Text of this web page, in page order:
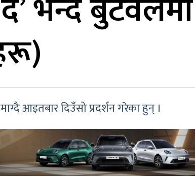
दे’ भन्दै
आइतबार दिउँसो प्रदर्शन गरेका हुन् ।